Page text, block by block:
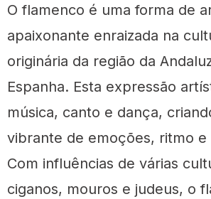
O flamenco é uma forma de
apaixonante enraizada na
originária da região da
Espanha. Esta expressão
música, canto e dança,
vibrante de emoções, ritmo e
Com influências de várias
ciganos, mouros e judeus, o